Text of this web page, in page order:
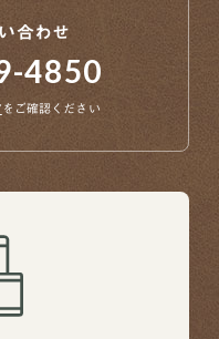
合わせ
4850
をご確認ください